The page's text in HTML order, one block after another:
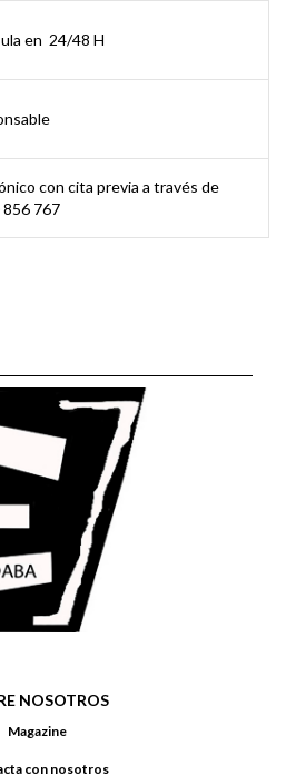
en 24/48 H
con cita previa a través de
767
NOSOTROS
Magazine
con nosotros